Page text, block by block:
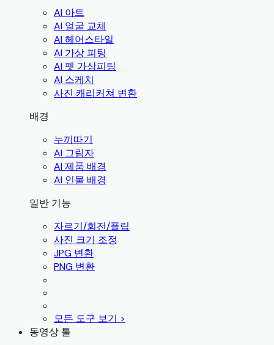
AI 아트
AI 얼굴 교체
AI 헤어스타일
AI 가상 피팅
AI 펫 가상피팅
AI 스케치
사진 캐리커쳐 변환
배경
누끼따기
AI 그림자
AI 제품 배경
AI 인물 배경
일반 기능
자르기/회전/플립
사진 크기 조정
JPG 변환
PNG 변환
모든 도구 보기 >
동영상 툴